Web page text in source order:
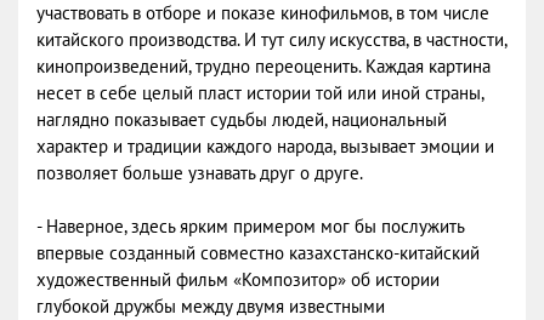
участвовать в отборе и показе кинофильмов, в том числе
китайского производства. И тут силу искусства, в частности,
кинопроизведений, трудно переоценить. Каждая картина
несет в себе целый пласт истории той или иной страны,
наглядно показывает судьбы людей, национальный
характер и традиции каждого народа, вызывает эмоции и
позволяет больше узнавать друг о друге.
- Наверное, здесь ярким примером мог бы послужить
впервые созданный совместно казахстанско-китайский
художественный фильм «Композитор» об истории
глубокой дружбы между двумя известными